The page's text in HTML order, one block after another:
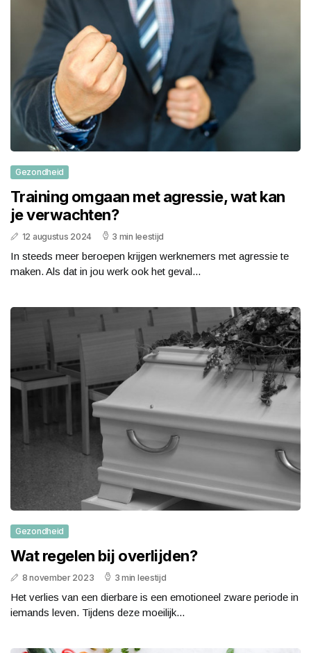
Gezondheid
Training omgaan met agressie, wat kan
je verwachten?
12 augustus 2024 3 min leestijd
In steeds meer beroepen krijgen werknemers met agressie te
maken. Als dat in jou werk ook het geval...
Gezondheid
Wat regelen bij overlijden?
8 november 2023 3 min leestijd
Het verlies van een dierbare is een emotioneel zware periode in
iemands leven. Tijdens deze moeilijk...